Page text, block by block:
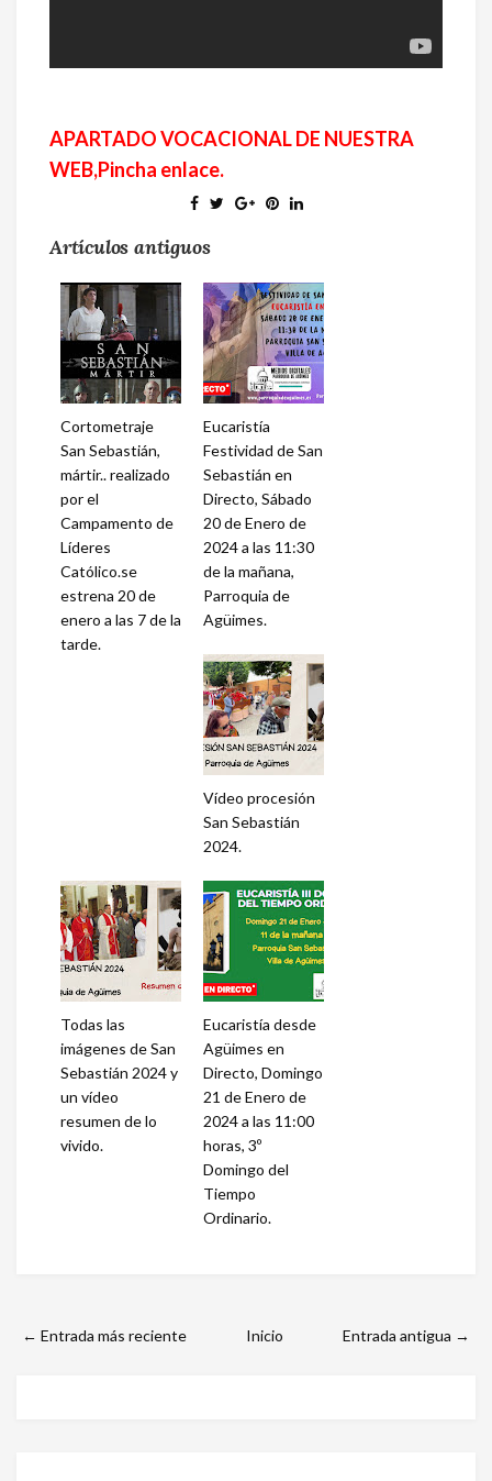
APARTADO VOCACIONAL DE NUESTRA
WEB,Pincha enlace.
Artículos antiguos
Cortometraje
San Sebastián,
mártir.. realizado
por el
Campamento de
Líderes
Católico.se
estrena 20 de
enero a las 7 de la
tarde.
Eucaristía
Festividad de San
Sebastián en
Directo, Sábado
20 de Enero de
2024 a las 11:30
de la mañana,
Parroquia de
Agüimes.
Vídeo procesión
San Sebastián
2024.
Todas las
imágenes de San
Sebastián 2024 y
un vídeo
resumen de lo
vivido.
Eucaristía desde
Agüimes en
Directo, Domingo
21 de Enero de
2024 a las 11:00
horas, 3º
Domingo del
Tiempo
Ordinario.
← Entrada más reciente Entrada antigua →
Inicio